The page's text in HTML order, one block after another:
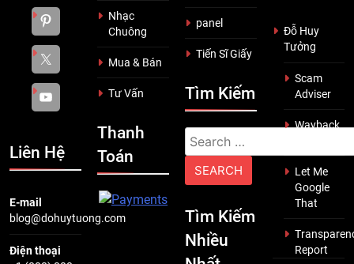
Liên Hệ
E-mail
blog@dohuytuong.com
Điện thoại
Nhạc
Chuông
Mua & Bán
Tư Vấn
Thanh
Toán
panel
Tiến Sĩ Giấy
Tìm Kiếm
Search
for:
Tìm Kiếm
Nhiều
Đỗ Huy
Tưởng
Scam
Adviser
Wayback
Let Me
Google
That
Report